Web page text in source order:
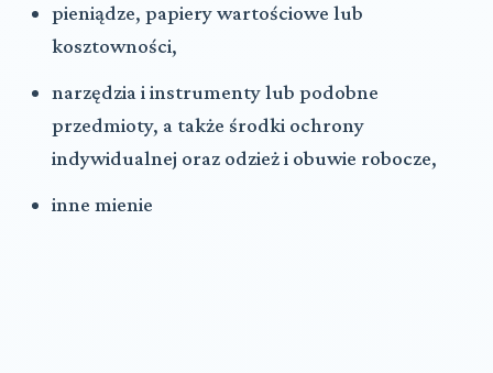
pieniądze, papiery wartościowe lub
kosztowności,
narzędzia i instrumenty lub podobne
przedmioty, a także środki ochrony
indywidualnej oraz odzież i obuwie robocze,
inne mienie